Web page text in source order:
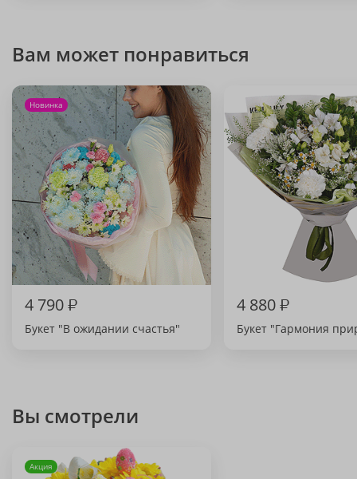
Вам может понравиться
Новинка
4 790₽
Букет "В ожидании счастья"
4 880₽
Букет "Гармония
Вы смотрели
Акция